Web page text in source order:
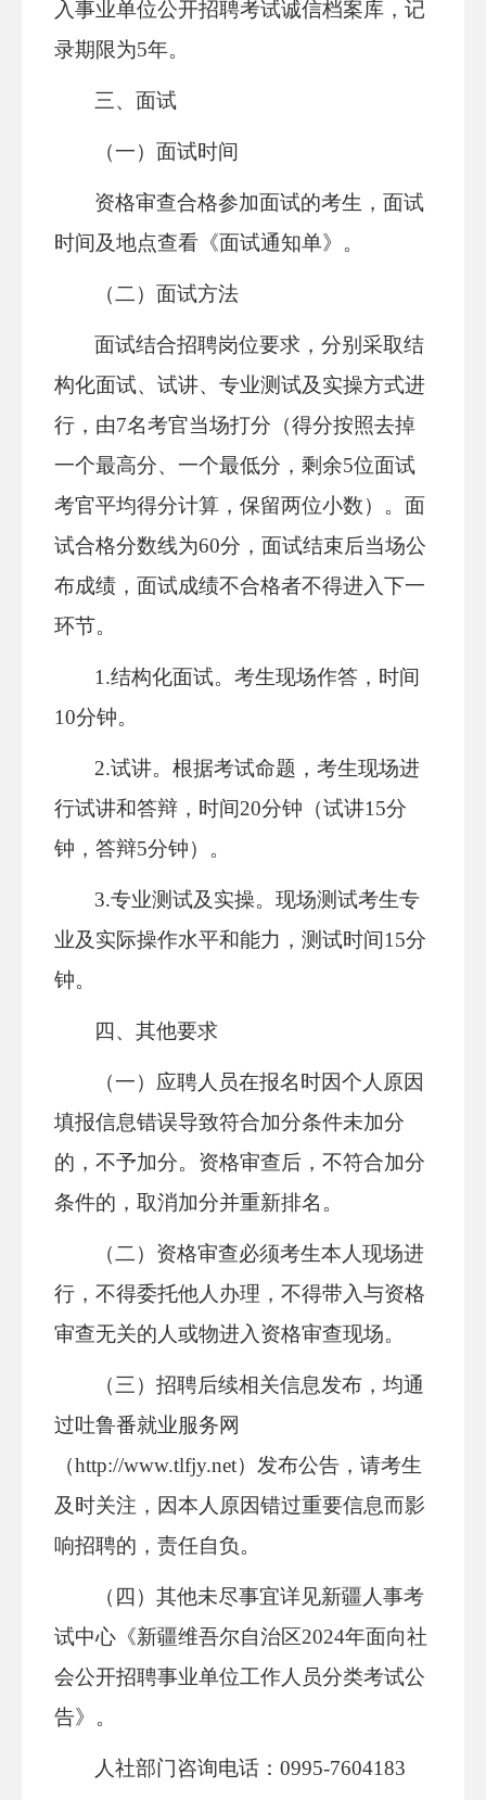
入事业单位公开招聘考试诚信档案库，记
录期限为5年。
三、面试
（一）面试时间
资格审查合格参加面试的考生，面试
时间及地点查看《面试通知单》。
（二）面试方法
面试结合招聘岗位要求，分别采取结
构化面试、试讲、专业测试及实操方式进
行，由7名考官当场打分（得分按照去掉
一个最高分、一个最低分，剩余5位面试
考官平均得分计算，保留两位小数）。面
试合格分数线为60分，面试结束后当场公
布成绩，面试成绩不合格者不得进入下一
环节。
1.结构化面试。考生现场作答，时间
10分钟。
2.试讲。根据考试命题，考生现场进
行试讲和答辩，时间20分钟（试讲15分
钟，答辩5分钟）。
3.专业测试及实操。现场测试考生专
业及实际操作水平和能力，测试时间15分
钟。
四、其他要求
（一）应聘人员在报名时因个人原因
填报信息错误导致符合加分条件未加分
的，不予加分。资格审查后，不符合加分
条件的，取消加分并重新排名。
（二）资格审查必须考生本人现场进
行，不得委托他人办理，不得带入与资格
审查无关的人或物进入资格审查现场。
（三）招聘后续相关信息发布，均通
过吐鲁番就业服务网
（http://www.tlfjy.net）发布公告，请考生
及时关注，因本人原因错过重要信息而影
响招聘的，责任自负。
（四）其他未尽事宜详见新疆人事考
试中心《新疆维吾尔自治区2024年面向社
会公开招聘事业单位工作人员分类考试公
告》。
人社部门咨询电话：0995-7604183